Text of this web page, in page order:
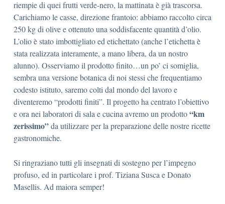
riempie di quei frutti verde-nero, la mattinata è già trascorsa.
Carichiamo le casse, direzione frantoio: abbiamo raccolto circa
250 kg di olive e ottenuto una soddisfacente quantità d’olio.
L’olio è stato imbottigliato ed etichettato (anche l’etichetta è
stata realizzata interamente, a mano libera, da un nostro
alunno). Osserviamo il prodotto finito…un po’ ci somiglia,
sembra una versione botanica di noi stessi che frequentiamo
codesto istituto, saremo colti dal mondo del lavoro e
diventeremo “prodotti finiti”. Il progetto ha centrato l’obiettivo
e ora nei laboratori di sala e cucina avremo un prodotto“km
zerissimo”da utilizzare per la preparazione delle nostre ricette
gastronomiche.
Si ringraziano tutti gli insegnati di sostegno per l’impegno
profuso, ed in particolare i prof. Tiziana Susca e Donato
Masellis. Ad maiora semper!